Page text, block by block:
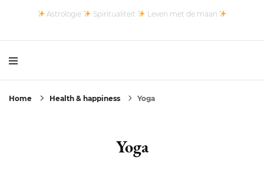
Astrologie Spiritualiteit Leven met de maan
Home Health & happiness Yoga
Yoga